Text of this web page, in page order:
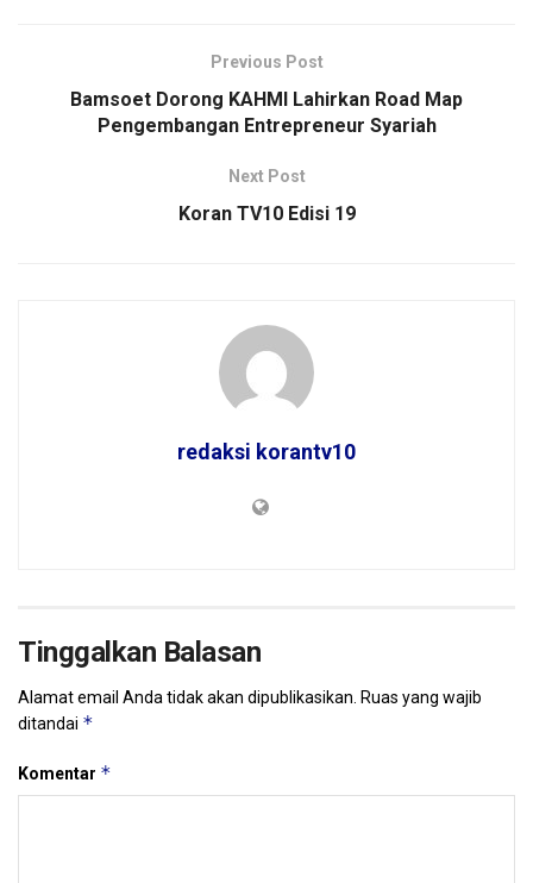
Previous Post
Bamsoet Dorong KAHMI Lahirkan Road Map
Pengembangan Entrepreneur Syariah
Next Post
Koran TV10 Edisi 19
redaksi korantv10
Tinggalkan Balasan
Alamat email Anda tidak akan dipublikasikan. Ruas yang wajib
ditandai *
Komentar *